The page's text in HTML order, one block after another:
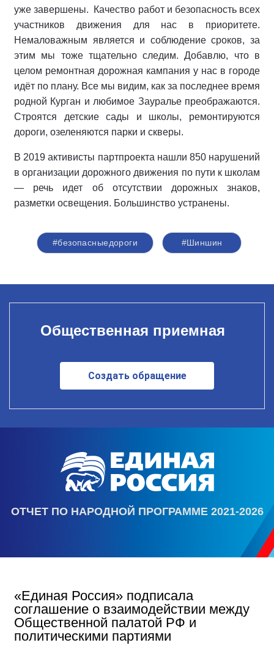
уже завершены. Качество работ и безопасность всех
участников движения для нас в приоритете.
Немаловажным является и соблюдение сроков, за
этим мы тоже тщательно следим. Добавлю, что в
целом ремонтная дорожная кампания у нас в городе
идёт по плану. Все мы видим, как за последнее время
родной Курган и любимое Зауралье преображаются.
Строятся детские сады и школы, ремонтируются
дороги, озеленяются парки и скверы.
В 2019 активисты партпроекта нашли 850 нарушений
в организации дорожного движения по пути к школам
— речь идет об отсутствии дорожных знаков,
разметки освещения. Большинство устранены.
#безопасныедороги #Шиншин
Общественная приемная
Создать обращение
ОТЧЕТ ПО НАРОДНОЙ ПРОГРАММЕ 2021-2026
«Единая Россия» подписала
соглашение о взаимодействии между
Общественной палатой РФ и
политическими партиями